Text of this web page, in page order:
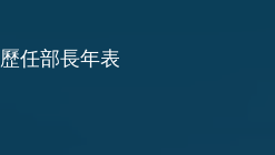
歷任部長年表